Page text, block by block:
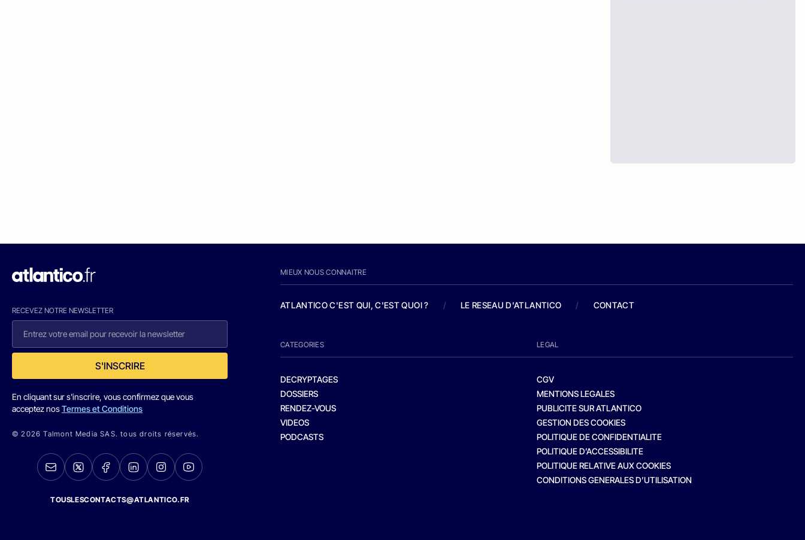
RECEVEZ NOTRE NEWSLETTER
S'INSCRIRE
En cliquant sur s'inscrire, vous confirmez que vous
acceptez nosTermes et Conditions
© 2026 Talmont Media SAS. tous droits réservés.
TOUSLESCONTACTS@ATLANTICO.FR
MIEUX NOUS CONNAITRE
ATLANTICO C'EST QUI, C'EST QUOI ? / LE RESEAU D'ATLANTICO / CONTACT
CATEGORIES
DECRYPTAGES
DOSSIERS
RENDEZ-VOUS
VIDEOS
PODCASTS
LEGAL
CGV
MENTIONS LEGALES
PUBLICITE SUR ATLANTICO
GESTION DES COOKIES
POLITIQUE DE CONFIDENTIALITE
POLITIQUE D’ACCESSIBILITE
POLITIQUE RELATIVE AUX COOKIES
CONDITIONS GENERALES D’UTILISATION